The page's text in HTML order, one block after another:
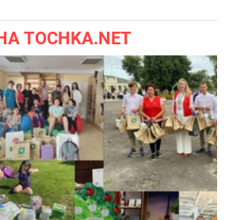
TOCHKA.NET